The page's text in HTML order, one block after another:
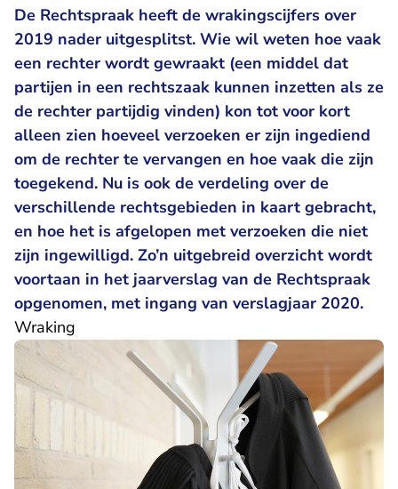
De Rechtspraak heeft de wrakingscijfers over
2019 nader uitgesplitst. Wie wil weten hoe vaak
een rechter wordt gewraakt (een middel dat
partijen in een rechtszaak kunnen inzetten als ze
de rechter partijdig vinden) kon tot voor kort
alleen zien hoeveel verzoeken er zijn ingediend
om de rechter te vervangen en hoe vaak die zijn
toegekend. Nu is ook de verdeling over de
verschillende rechtsgebieden in kaart gebracht,
en hoe het is afgelopen met verzoeken die niet
zijn ingewilligd. Zo’n uitgebreid overzicht wordt
voortaan in het jaarverslag van de Rechtspraak
opgenomen, met ingang van verslagjaar 2020.
Wraking